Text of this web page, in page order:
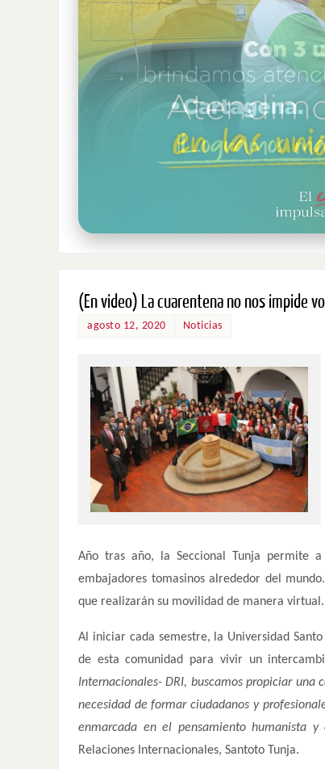
(En video) La cuarentena no nos impide
agosto 12, 2020 Noticias
Año tras año, la Seccional Tunja permite
embajadores tomasinos alrededor del
que realizarán su movilidad de manera virtual.
Al iniciar cada semestre, la Universidad
de esta comunidad para vivir un
Internacionales- DRI, buscamos propiciar
necesidad de formar ciudadanos y
enmarcada en el pensamiento humanista
Relaciones Internacionales, Santoto Tunja.